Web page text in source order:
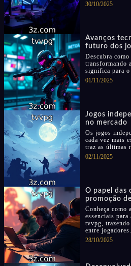
30/10/2025
Avanços
futuro dos
Descubra
transformando
significa para
01/11/2025
Jogos
no mercado
Os jogos
cada vez mais
traz as últimas
02/11/2025
O papel das
promoção
Conheça como
essenciais
tvvpg, trazendo
entre jogadores.
28/10/2025